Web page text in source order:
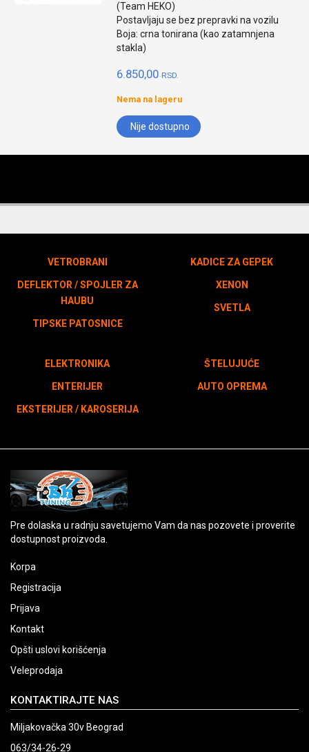
(Team HEKO)
Postavljaju se bez prepravki na vozilu
Boja: crna tonirana (kao zatamnjena
stakla)
6.850,00 RSD.
Nema na lageru
Nije dostupno
VETROBRANI
DEFLEKTOR / SPOJLER ZA
HAUBU
TIPSKE PATOSNICE
KADICE ZA GEPEK
XENON
SVETLA
ELEKTRONIKA
ENTERIJER
EKSTERIJER / KAROSERIJA
ŠTELUJUĆE
AUTO OPREMA
Pre dolaska u radnju savetujemo Vam da nas pozovete i proverite
dostupnost proizvoda.
Korpa
Registracija
Prijava
Kontakt
Opšti uslovi korišćenja
Veleprodaja
KONTAKTIRAJTE NAS
Miljakovačka 30v Beograd
063/34-26-29